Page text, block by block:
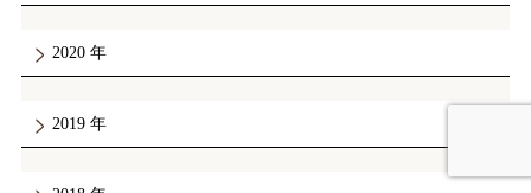
2020
2019